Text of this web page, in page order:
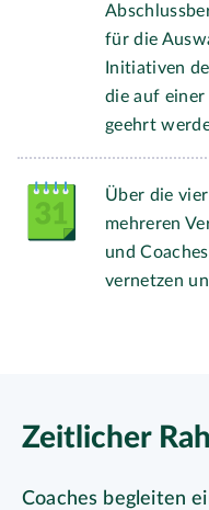
für die
Initiativen
die auf einer
geehrt
Über die
mehreren
und
vernetzen
Zeitlicher
Coaches begleiten